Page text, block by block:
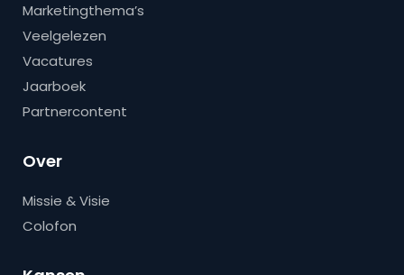
Marketingthema’s
Veelgelezen
Vacatures
Jaarboek
Partnercontent
Over
Missie & Visie
Colofon